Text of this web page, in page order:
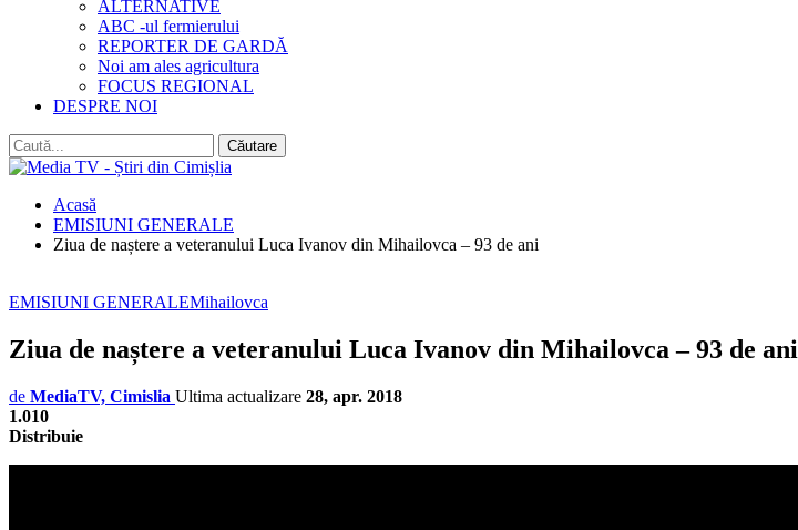
ALTERNATIVE
ABC -ul fermierului
REPORTER DE GARDĂ
Noi am ales agricultura
FOCUS REGIONAL
DESPRE NOI
Acasă
EMISIUNI GENERALE
Ziua de naștere a veteranului Luca Ivanov din Mihailovca – 93 de ani
EMISIUNI GENERALEMihailovca
Ziua de naștere a veteranului Luca Ivanov din Mihailovca – 93 de ani
de MediaTV, Cimislia Ultima actualizare 28, apr. 2018
1.010
Distribuie